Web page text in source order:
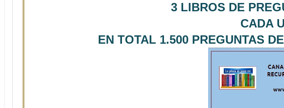
3 LIBROS DE
CADA
EN TOTAL 1.500 PREGUNTAS